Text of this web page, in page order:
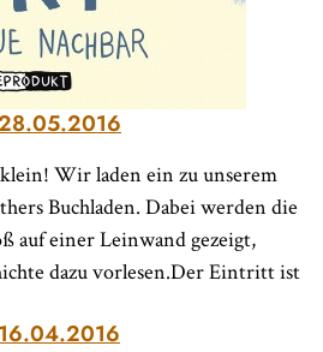
28.05.2016
Wir laden ein zu unserem
Buchladen. Dabei werden die
auf einer Leinwand gezeigt,
dazu vorlesen.Der Eintritt ist
16.04.2016